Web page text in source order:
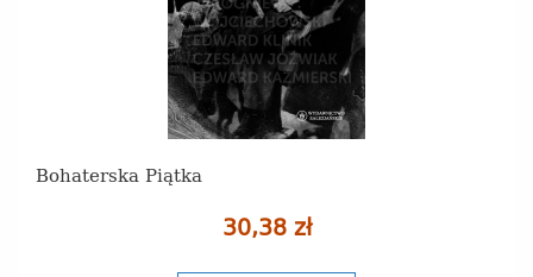
Bohaterska Piątka
30,38 zł